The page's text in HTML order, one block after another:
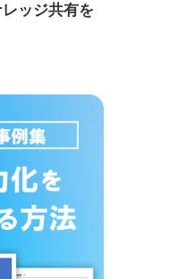
ッジ共有を